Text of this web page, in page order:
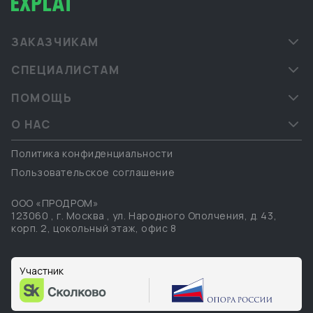
ЗАКАЗЧИКАМ
СПЕЦИАЛИСТАМ
ПОМОЩЬ
О НАС
Политика конфиденциальности
Пользовательское соглашение
ООО «ПРОДРОМ»
123060 , г. Москва , ул. Народного Ополчения, д. 43,
корп. 2, цокольный этаж, офис 8
Участник